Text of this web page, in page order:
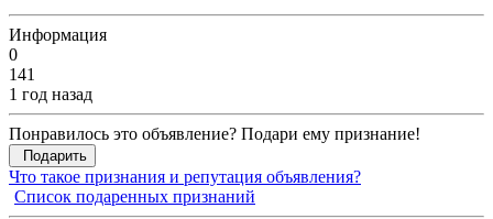
Информация
0
141
1 год назад
Понравилось это объявление? Подари ему признание!
Подарить
Что такое признания и репутация объявления?
Список подаренных признаний